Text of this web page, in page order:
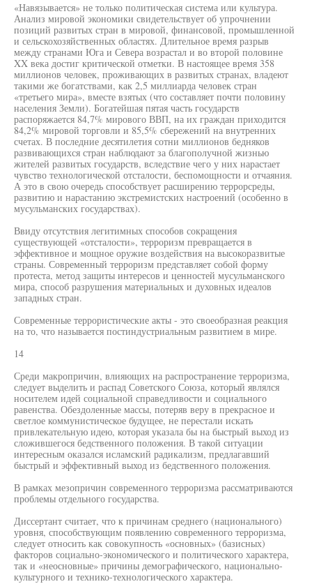
«Навязывается» не только политическая система или культура.
Анализ мировой экономики свидетельствует об упрочнении
позиций развитых стран в мировой, финансовой, промышленной
и сельскохозяйственных областях. Длительное время разрыв
между странами Юга и Севера возрастал и во второй половине
XX века достиг критической отметки. В настоящее время 358
миллионов человек, проживающих в развитых странах, владеют
такими же богатствами, как 2,5 миллиарда человек стран
«третьего мира», вместе взятых (что составляет почти половину
населения Земли). Богатейшая пятая часть государств
распоряжается 84,7% мирового ВВП, на их граждан приходится
84,2% мировой торговли и 85,5% сбережений на внутренних
счетах. В последние десятилетия сотни миллионов бедняков
развивающихся стран наблюдают за благополучной жизнью
жителей развитых государств, вследствие чего у них нарастает
чувство технологической отсталости, беспомощности и отчаяния.
А это в свою очередь способствует расширению террорсреды,
развитию и нарастанию экстремистских настроений (особенно в
мусульманских государствах).
Ввиду отсутствия легитимных способов сокращения
существующей «отсталости», терроризм превращается в
эффективное и мощное оружие воздействия на высокоразвитые
страны. Современный терроризм представляет собой форму
протеста, метод защиты интересов и ценностей мусульманского
мира, способ разрушения материальных и духовных идеалов
западных стран.
Современные террористические акты - это своеобразная реакция
на то, что называется постиндустриальным развитием в мире.
14
Среди макропричин, влияющих на распространение терроризма,
следует выделить и распад Советского Союза, который являлся
носителем идей социальной справедливости и социального
равенства. Обездоленные массы, потеряв веру в прекрасное и
светлое коммунистическое будущее, не перестали искать
привлекательную идею, которая указала бы на быстрый выход из
сложившегося бедственного положения. В такой ситуации
интересным оказался исламский радикализм, предлагавший
быстрый и эффективный выход из бедственного положения.
В рамках мезопричин современного терроризма рассматриваются
проблемы отдельного государства.
Диссертант считает, что к причинам среднего (национального)
уровня, способствующим появлению современного терроризма,
следует относить как совокупность «основных» (базисных)
факторов социально-экономического и политического характера,
так и «неосновные» причины демографического, национально-
культурного и технико-технологического характера.